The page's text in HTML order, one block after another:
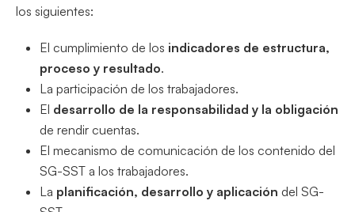
los siguientes:
El cumplimiento de los indicadores de estructura,
proceso y resultado.
La participación de los trabajadores.
El desarrollo de la responsabilidad y la obligación
de rendir cuentas.
El mecanismo de comunicación de los contenido del
SG-SST a los trabajadores.
La planificación, desarrollo y aplicación del SG-